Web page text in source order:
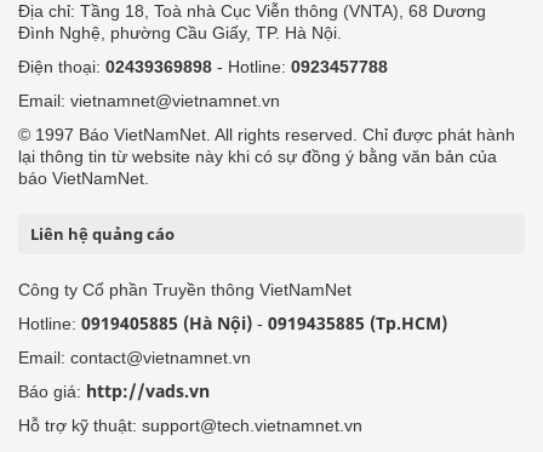
Địa chỉ: Tầng 18, Toà nhà Cục Viễn thông (VNTA), 68 Dương
Đình Nghệ, phường Cầu Giấy, TP. Hà Nội.
Điện thoại: 02439369898 - Hotline: 0923457788
Email: vietnamnet@vietnamnet.vn
© 1997 Báo VietNamNet. All rights reserved. Chỉ được phát hành
lại thông tin từ website này khi có sự đồng ý bằng văn bản của
báo VietNamNet.
Liên hệ quảng cáo
Công ty Cổ phần Truyền thông VietNamNet
Hotline: 0919405885 (Hà Nội) - 0919435885 (Tp.HCM)
Email: contact@vietnamnet.vn
Báo giá: http://vads.vn
Hỗ trợ kỹ thuật: support@tech.vietnamnet.vn